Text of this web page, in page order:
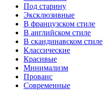
Под старину
Эксклюзивные
В французском стиле
В английском стиле
В скандинавском стиле
Классические
Красивые
Минимализм
Прованс
Современные